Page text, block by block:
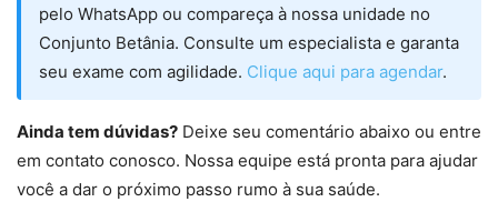
pelo WhatsApp ou compareça à nossa unidade no
Conjunto Betânia. Consulte um especialista e garanta
seu exame com agilidade. Clique aqui para agendar.
Ainda tem dúvidas? Deixe seu comentário abaixo ou entre
em contato conosco. Nossa equipe está pronta para ajudar
você a dar o próximo passo rumo à sua saúde.